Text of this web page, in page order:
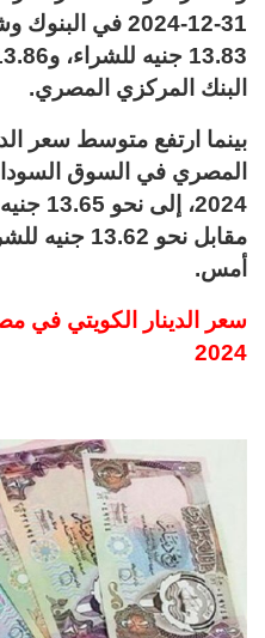
31-12-2024 في
البنك المركزي المصري.
بينما ارتفع متوسط سعر
أمس.
2024